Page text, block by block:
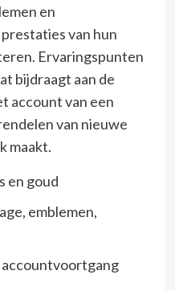
en
van hun
Ervaringspunten
bijdraagt aan de
account van een
van nieuwe
maakt.
en goud
emblemen,